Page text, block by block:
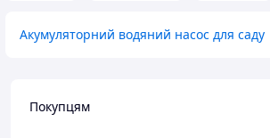
Акумуляторний водяний насос для саду
Покупцям